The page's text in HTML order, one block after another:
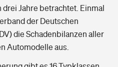
Jahre betrachtet. Einmal
der Deutschen
die Schadenbilanzen aller
Automodelle aus.